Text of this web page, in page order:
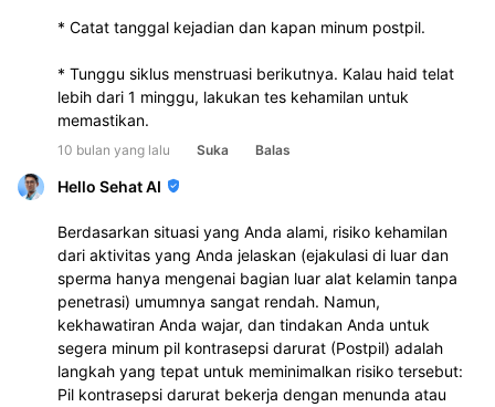
* Catat tanggal kejadian dan kapan minum postpil.
* Tunggu siklus menstruasi berikutnya. Kalau haid telat
lebih dari 1 minggu, lakukan tes kehamilan untuk
memastikan.
10 bulan yang lalu Suka Balas
Hello Sehat AI
Berdasarkan situasi yang Anda alami, risiko kehamilan
dari aktivitas yang Anda jelaskan (ejakulasi di luar dan
sperma hanya mengenai bagian luar alat kelamin tanpa
penetrasi) umumnya sangat rendah. Namun,
kekhawatiran Anda wajar, dan tindakan Anda untuk
segera minum pil kontrasepsi darurat (Postpil) adalah
langkah yang tepat untuk meminimalkan risiko tersebut:
Pil kontrasepsi darurat bekerja dengan menunda atau